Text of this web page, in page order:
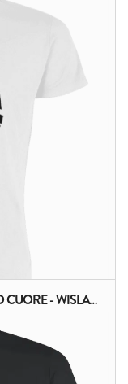
ASCOLTA COME MI BATTE FORTE IL TUO CUORE - WISLAWA SZYMBORSKA